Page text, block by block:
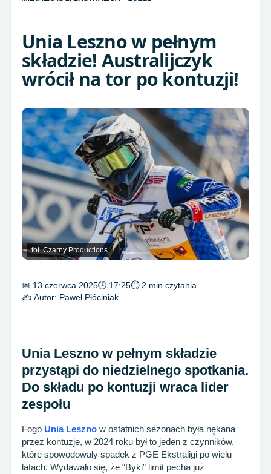
Unia Leszno w pełnym
składzie! Australijczyk
wrócił na tor po kontuzji!
fot. Czarny Productions
📅 13 czerwca 2025🕒 17:25⏱ 2 min czytania
✍️ Autor: Paweł Płóciniak
Unia Leszno w pełnym składzie
przystąpi do niedzielnego spotkania.
Do składu po kontuzji wraca lider
zespołu
Fogo Unia Leszno w ostatnich sezonach była nękana
przez kontuzje, w 2024 roku był to jeden z czynników,
które spowodowały spadek z PGE Ekstraligi po wielu
latach. Wydawało się, że “Byki” limit pecha już